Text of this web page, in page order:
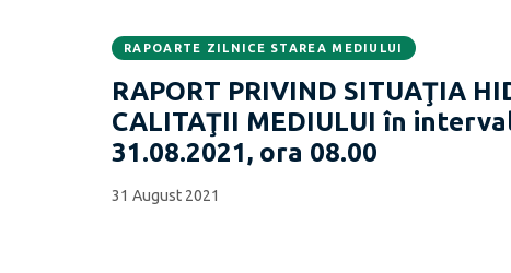
CATEGORIA:
RAPOARTE ZILNICE STAREA MEDIULUI
RAPORT PRIVIND SITUAŢIA
CALITAŢII MEDIULUI în
31.08.2021, ora 08.00
Data
publicării:
31 August 2021